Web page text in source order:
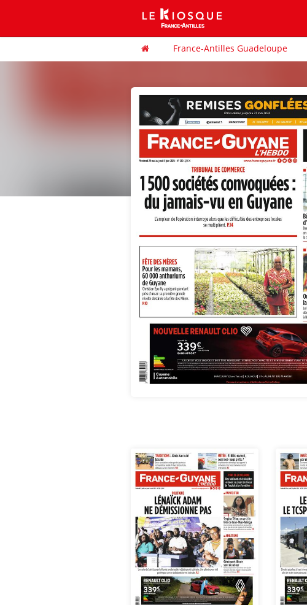
France-Antilles Guadeloupe